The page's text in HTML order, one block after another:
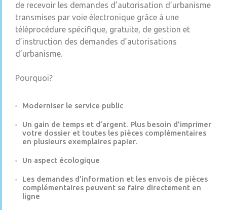
de recevoir les demandes d’autorisation d’urbanisme
transmises par voie électronique grâce à une
téléprocédure spécifique, gratuite, de gestion et
d’instruction des demandes d’autorisations
d’urbanisme.
Pourquoi?
Moderniser le service public
Un gain de temps et d’argent. Plus besoin d’imprimer
votre dossier et toutes les pièces complémentaires
en plusieurs exemplaires papier.
Un aspect écologique
Les demandes d’information et les envois de pièces
complémentaires peuvent se faire directement en
ligne